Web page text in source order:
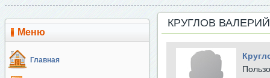
Меню
Главная
КРУГЛОВ